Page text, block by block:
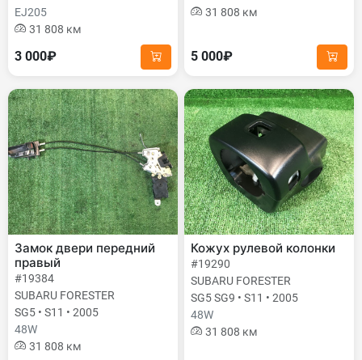
EJ205
31 808 км
3 000₽
31 808 км
5 000₽
Замок двери передний
правый
#19384
SUBARU FORESTER
SG5 • S11 • 2005
48W
31 808 км
Кожух рулевой колонки
#19290
SUBARU FORESTER
SG5 SG9 • S11 • 2005
48W
31 808 км